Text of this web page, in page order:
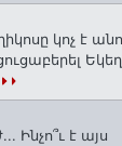
կոչ է
Ինչո՞ւ է այս